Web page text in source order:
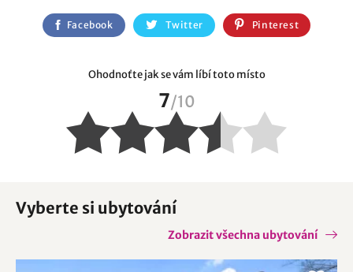
Ohodnoťte jak se vám líbí toto místo
7/10
Facebook Twitter Pinterest
Vyberte si ubytování
Zobrazit všechna ubytování